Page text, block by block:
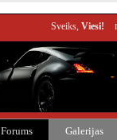
Sveiks, Viesi!
Forums Galerijas